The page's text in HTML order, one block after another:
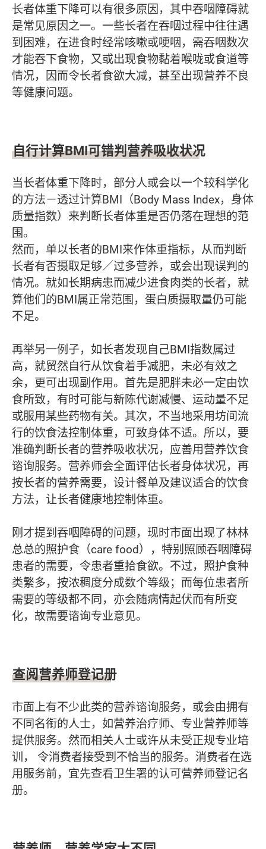
长者体重下降可以有很多原因，其中吞咽障碍就
是常见原因之一。一些长者在吞咽过程中往往遇
到困难，在进食时经常咳嗽或哽咽，需吞咽数次
才能吞下食物，又或出现食物黏着喉咙或食道等
情况，因而令长者食欲大减，甚至出现营养不良
等健康问题。
自行计算BMI可错判营养吸收状况
当长者体重下降时，部分人或会以一个较科学化
的方法－透过计算BMI（Body Mass Index，身体
质量指数）来判断长者体重是否仍落在理想的范
围。
然而，单以长者的BMI来作体重指标，从而判断
长者有否摄取足够／过多营养，或会出现误判的
情况。就如长期病患而减少进食肉类的长者，就
算他们的BMI属正常范围，蛋白质摄取量仍可能
不足。
再举另一例子，如长者发现自己BMI指数属过
高，就贸然自行从饮食着手减肥，未必有效之
余，更可出现副作用。首先是肥胖未必一定由饮
食所致，有时可能与新陈代谢减慢、运动量不足
或服用某些药物有关。其次，不当地采用坊间流
行的饮食法控制体重，可致身体不适。所以，要
准确判断长者的营养吸收状况，应善用营养饮食
谘询服务。营养师会全面评估长者身体状况，再
按长者的营养需要， 设计餐单及建议适合的饮食
方法，让长者健康地控制体重。
刚才提到吞咽障碍的问题，现时市面出现了林林
总总的照护食（care food），特别照顾吞咽障碍
患者的需要，令患者重拾食欲。不过，照护食种
类繁多，按浓稠度分成数个等级；而每位患者所
需要的等级都不同，亦会随病情起伏而有所变
化，故需要谘询专业意见。
查阅营养师登记册
市面上有不少此类的营养谘询服务，或会由拥有
不同名衔的人士，如营养治疗师、专业营养师等
提供服务。然而相关人士或许从未受正规专业培
训， 令消费者接受到不恰当的服务。消费者在选
用服务前，宜先查看卫生署的认可营养师登记名
册。